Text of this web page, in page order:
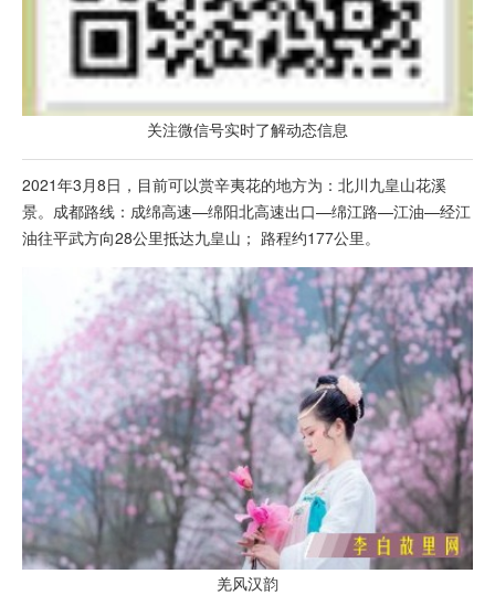
关注微信号实时了解动态信息
2021年3月8日，目前可以赏辛夷花的地方为：北川九皇山花溪
景。成都路线：成绵高速—绵阳北高速出口—绵江路—江油—经江
油往平武方向28公里抵达九皇山； 路程约177公里。
羌风汉韵